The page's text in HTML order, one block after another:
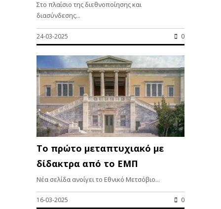
Στο πλαίσιο της διεθνοποίησης και
διασύνδεσης...
24-03-2025 0
Το πρώτο μεταπτυχιακό με
δίδακτρα από το ΕΜΠ
Νέα σελίδα ανοίγει το Εθνικό Μετσόβιο...
16-03-2025 0